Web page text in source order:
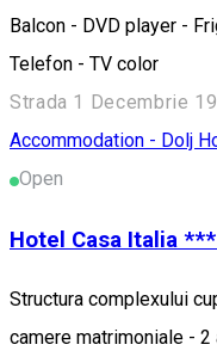
Balcon - DVD player -
Telefon - TV color
Accommodation - Dolj
Open
Hotel Casa Italia
Structura complexului
camere matrimoniale -